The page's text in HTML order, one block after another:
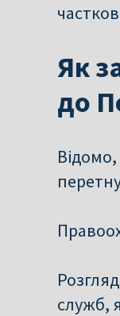
Як
до
служб,